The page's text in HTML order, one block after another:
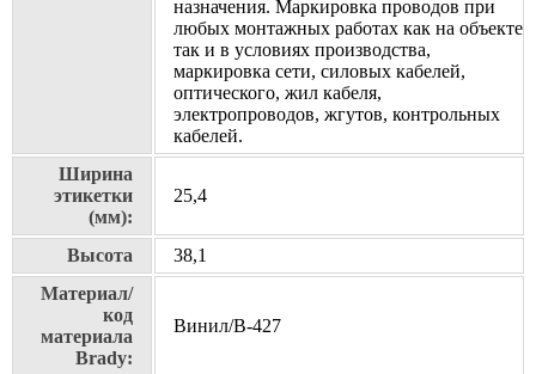
назначения. Маркировка проводов при
любых монтажных работах как на объекте
так и в условиях производства,
маркировка сети, силовых кабелей,
оптического, жил кабеля,
электропроводов, жгутов, контрольных
кабелей.
Ширина
этикетки
(мм):
25,4
Высота
38,1
Материал/
код
материала
Brady:
Винил/В-427